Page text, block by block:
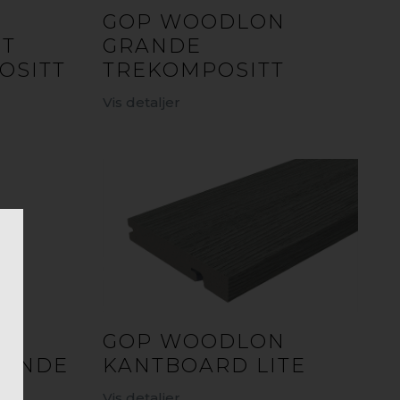
GOP WOODLON
GRANDE
TREKOMPOSITT
Vis detaljer
GOP WOODLON
KANTBOARD LITE